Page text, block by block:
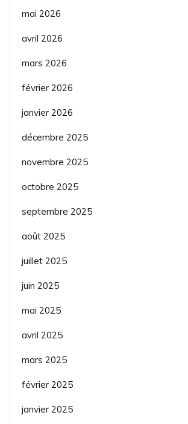
mai 2026
avril 2026
mars 2026
février 2026
janvier 2026
décembre 2025
novembre 2025
octobre 2025
septembre 2025
août 2025
juillet 2025
juin 2025
mai 2025
avril 2025
mars 2025
février 2025
janvier 2025